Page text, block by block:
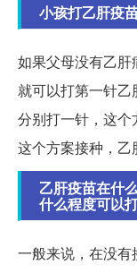
小孩打乙肝疫
如果父母没有乙
就可以打第一针
分别打一针，这个
这个方案接种，乙
乙肝疫苗在什
什么程度可以
一般来说，在没